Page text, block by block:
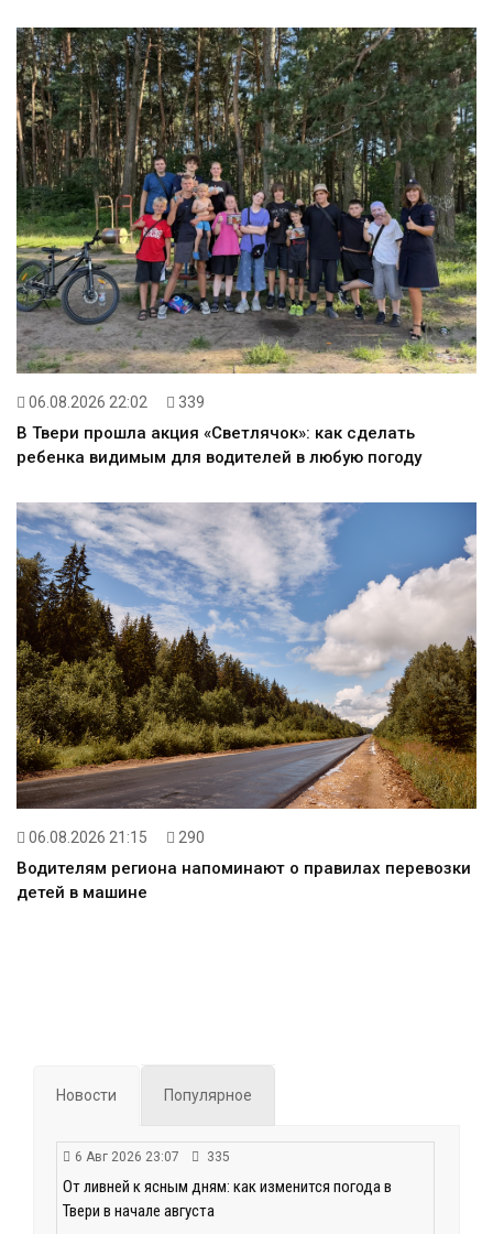
06.08.2026 22:02 339
В Твери прошла акция «Светлячок»: как сделать
ребенка видимым для водителей в любую погоду
06.08.2026 21:15 290
Водителям региона напоминают о правилах перевозки
детей в машине
Новости Популярное
6 Авг 2026 23:07 335
От ливней к ясным дням: как изменится погода в
Твери в начале августа